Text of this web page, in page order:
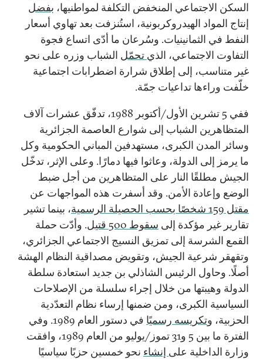
السكن الاجتماعي المنخفض التكلفة لمواطنيها، بفضل
إنتاج المواد الهيدروكربونية، استُنزفت بعد تهاوي أسعار
النفط في الثمانينيات. وسُرعان ما أدّى اتساع فجوة
التفاوت الاجتماعي، الذي تحمّل الشباب وزره على نحو
غير متناسب، إلى إطلاق شرارة اضطرابات اجتماعية
خلّفت وراءها تداعيات جمّة.
ففي 5 تشرين الأول/أكتوبر 1988، تدفّق عشرات آلاف
المتظاهرين الشباب إلى شوارع العاصمة الجزائرية
وسائر المدن الكبرى، مستهدفين المباني الحكومية وكل
ما يرمز إلى الدولة، وعاثوا فيها دمارًا. وعلى الإثر، تدخّل
الجيش مطلقًا النار على المتظاهرين من أجل ضبط
الوضع وإعادة الأمن. وقد أسفرت هذه المواجهات عن
مقتل 159 شخصًا بحسب الحصيلة الرسمية، بينما تشير
تقارير غير مؤكدة إلى سقوط 500 قتيل
. وأدّت حملة
القمع الشرسة إلى تمزيق النسيج الاجتماعي الجزائري،
وتقهقر شرعية الجيش، وتقويض مصداقية النظام الهشة
أصلًا. وحاول الرئيس الشاذلي بن جديد استعادة سلطة
الدولة وهيبتها من خلال إجراء سلسلة من الإصلاحات
السياسية الكبرى، ومن ضمنها إرساء نظام التعدّدية
الحزبية، وتكريسه رسميًا في دستور العام 1989. وفي
الفترة ما بين 5 و31تموز/يوليو من العام 1989، وافقت
وزارة الداخلية على إنشاء نحو خمسين حزبًا سياسيًا